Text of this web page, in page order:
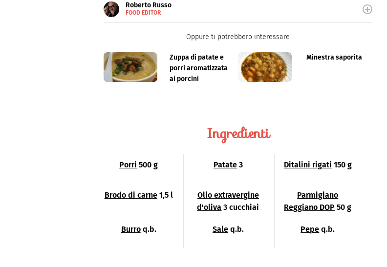
Roberto Russo
FOOD EDITOR
Roberto Russo unisce la passione per libri e cucina. Ha pubblicato vari libri di
Oppure ti potrebbero interessare
Zuppa di patate e
porri aromatizzata
ai porcini
Minestra saporita
Ingredienti
Porri 500 g Patate 3 Ditalini rigati 150 g
Brodo di carne 1,5 l
Olio extravergine
d'oliva 3 cucchiai
Parmigiano
Reggiano DOP 50 g
Burro q.b. Sale q.b. Pepe q.b.